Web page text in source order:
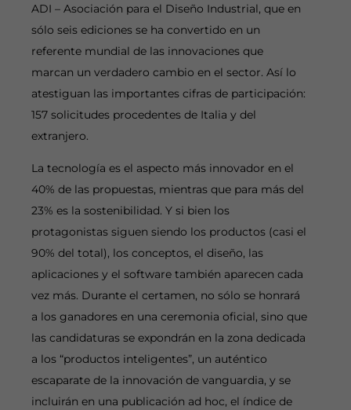
ADI – Asociación para el Diseño Industrial, que en
sólo seis ediciones se ha convertido en un
referente mundial de las innovaciones que
marcan un verdadero cambio en el sector. Así lo
atestiguan las importantes cifras de participación:
157 solicitudes procedentes de Italia y del
extranjero.
La tecnología es el aspecto más innovador en el
40% de las propuestas, mientras que para más del
23% es la sostenibilidad. Y si bien los
protagonistas siguen siendo los productos (casi el
90% del total), los conceptos, el diseño, las
aplicaciones y el software también aparecen cada
vez más. Durante el certamen, no sólo se honrará
a los ganadores en una ceremonia oficial, sino que
las candidaturas se expondrán en la zona dedicada
a los “productos inteligentes”, un auténtico
escaparate de la innovación de vanguardia, y se
incluirán en una publicación ad hoc, el índice de